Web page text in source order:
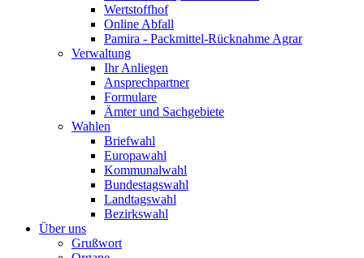
Wertstoffhof
Online Abfall
Pamira - Packmittel-Rücknahme Agrar
Verwaltung
Ihr Anliegen
Ansprechpartner
Formulare
Ämter und Sachgebiete
Wahlen
Briefwahl
Europawahl
Kommunalwahl
Bundestagswahl
Landtagswahl
Bezirkswahl
Über uns
Grußwort